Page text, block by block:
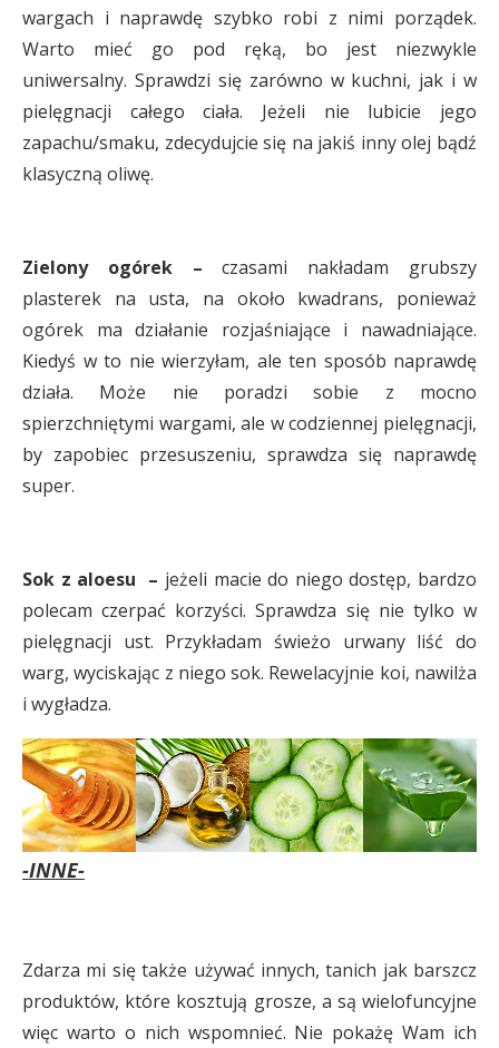
wargach i naprawdę szybko robi z nimi porządek.
Warto mieć go pod ręką, bo jest niezwykle
uniwersalny. Sprawdzi się zarówno w kuchni, jak i w
pielęgnacji całego ciała. Jeżeli nie lubicie jego
zapachu/smaku, zdecydujcie się na jakiś inny olej bądź
klasyczną oliwę.
Zielony ogórek –czasami nakładam grubszy
plasterek na usta, na około kwadrans, ponieważ
ogórek ma działanie rozjaśniające i nawadniające.
Kiedyś w to nie wierzyłam, ale ten sposób naprawdę
działa. Może nie poradzi sobie z mocno
spierzchniętymi wargami, ale w codziennej pielęgnacji,
by zapobiec przesuszeniu, sprawdza się naprawdę
super.
Sok z aloesu – jeżeli macie do niego dostęp, bardzo
polecam czerpać korzyści. Sprawdza się nie tylko w
pielęgnacji ust. Przykładam świeżo urwany liść do
warg, wyciskając z niego sok. Rewelacyjnie koi, nawilża
i wygładza.
-INNE-
Zdarza mi się także używać innych, tanich jak barszcz
produktów, które kosztują grosze, a są wielofuncyjne
więc warto o nich wspomnieć. Nie pokażę Wam ich